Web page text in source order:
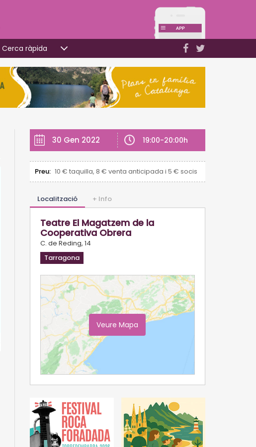
Cerca ràpida
30 Gen 2022 19:00-20:00h
Preu: 10 € taquilla, 8 € venta anticipada i 5 € socis
Localització + Info
Teatre El Magatzem de la
Cooperativa Obrera
C. de Reding, 14
Tarragona
Veure Mapa